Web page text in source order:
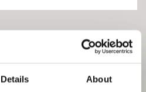
Details About